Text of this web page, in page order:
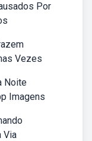
Por
Vezes
Noite
Imagens
Via